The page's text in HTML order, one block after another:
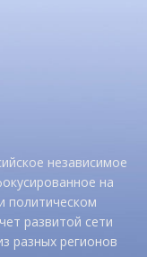
независимое
на
политическом
развитой сети
разных регионов